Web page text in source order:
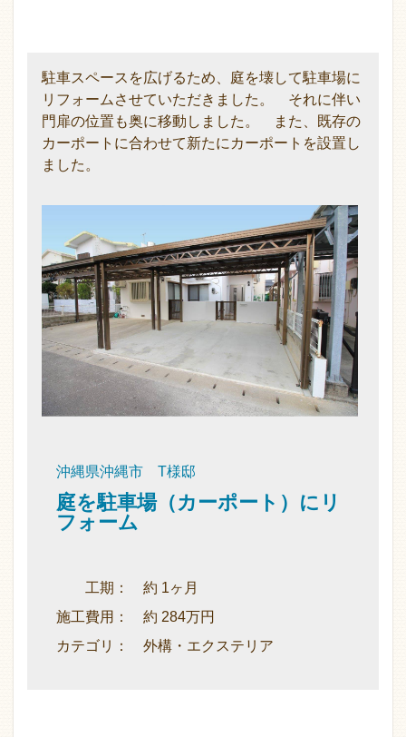
駐車スペースを広げるため、庭を壊して駐車場に
リフォームさせていただきました。 それに伴い
門扉の位置も奥に移動しました。 また、既存の
カーポートに合わせて新たにカーポートを設置し
ました。
沖縄県沖縄市 T様邸
庭を駐車場（カーポート）にリ
フォーム
工期： 約 1ヶ月
施工費用： 約 284万円
カテゴリ： 外構・エクステリア